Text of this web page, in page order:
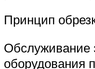
Принцип
Обслуживание
оборудования